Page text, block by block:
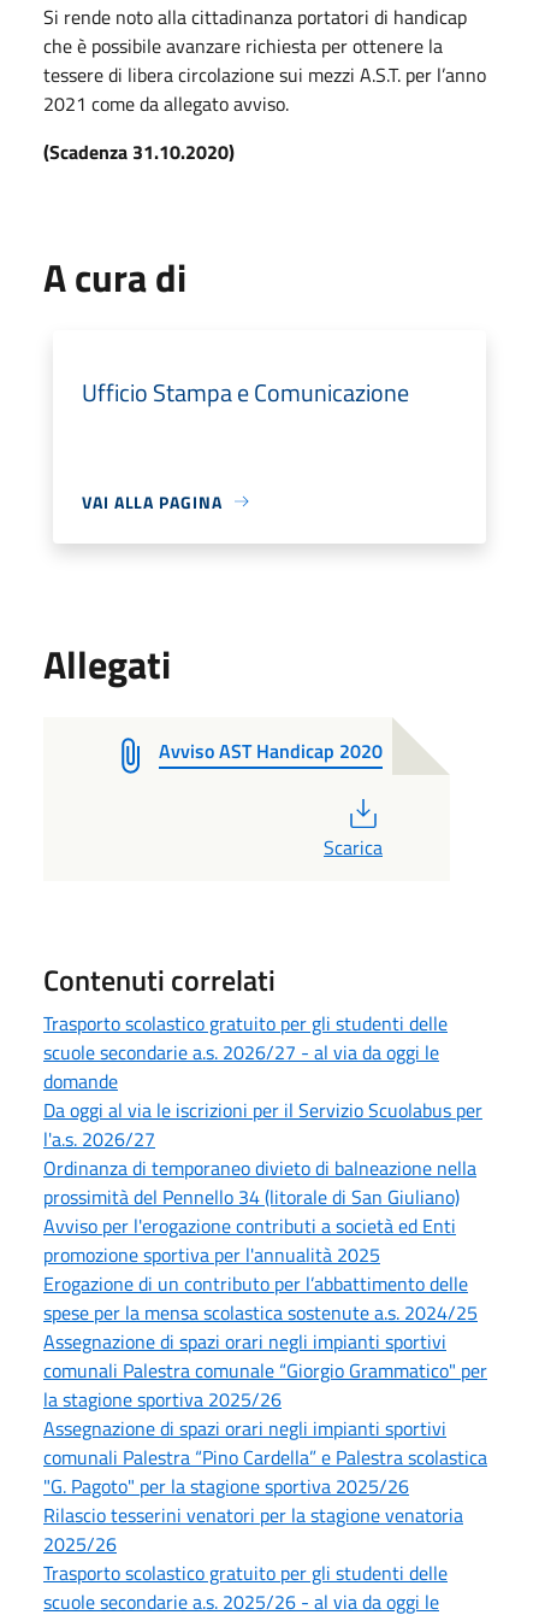
Si rende noto alla cittadinanza portatori di handicap
che è possibile avanzare richiesta per ottenere la
tessere di libera circolazione sui mezzi A.S.T. per l’anno
2021 come da allegato avviso.
(Scadenza 31.10.2020)
A cura di
Ufficio Stampa e Comunicazione
VAI ALLA PAGINA
Allegati
Avviso AST Handicap 2020
Scarica
Contenuti correlati
Trasporto scolastico gratuito per gli studenti delle
scuole secondarie a.s. 2026/27 - al via da oggi le
domande
Da oggi al via le iscrizioni per il Servizio Scuolabus per
l'a.s. 2026/27
Ordinanza di temporaneo divieto di balneazione nella
prossimità del Pennello 34 (litorale di San Giuliano)
Avviso per l'erogazione contributi a società ed Enti
promozione sportiva per l'annualità 2025
Erogazione di un contributo per l’abbattimento delle
spese per la mensa scolastica sostenute a.s. 2024/25
Assegnazione di spazi orari negli impianti sportivi
comunali Palestra comunale “Giorgio Grammatico" per
la stagione sportiva 2025/26
Assegnazione di spazi orari negli impianti sportivi
comunali Palestra “Pino Cardella” e Palestra scolastica
"G. Pagoto" per la stagione sportiva 2025/26
Rilascio tesserini venatori per la stagione venatoria
2025/26
Trasporto scolastico gratuito per gli studenti delle
scuole secondarie a.s. 2025/26 - al via da oggi le